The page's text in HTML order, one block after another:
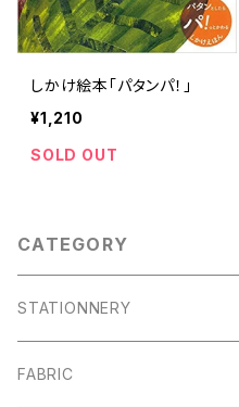
しかけ絵本「パタンパ！」
¥1,210
SOLD OUT
CATEGORY
STATIONNERY
FABRIC